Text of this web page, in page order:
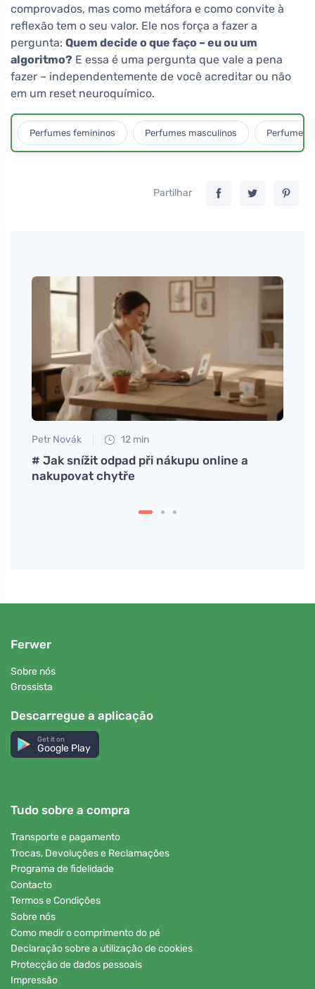
comprovados, mas como metáfora e como convite à
reflexão tem o seu valor. Ele nos força a fazer a
pergunta: Quem decide o que faço – eu ou um
algoritmo? E essa é uma pergunta que vale a pena
fazer – independentemente de você acreditar ou não
em um reset neuroquímico.
Perfumes femininos Perfumes masculinos Perfumes
Partilhar
Petr Novák 12 min
# Jak snížit odpad při nákupu online a
nakupovat chytře
Ferwer
Sobre nós
Grossista
Descarregue a aplicação
Get it on
Google Play
Tudo sobre a compra
Transporte e pagamento
Trocas, Devoluções e Reclamações
Programa de fidelidade
Contacto
Termos e Condições
Sobre nós
Como medir o comprimento do pé
Declaração sobre a utilização de cookies
Protecção de dados pessoais
Impressão